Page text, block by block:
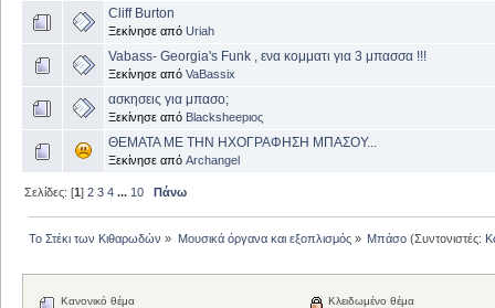
Cliff Burton
Ξεκίνησε από Uriah
Vabass- Georgia's Funk , ενα κομματι για 3 μπασσα !!!
Ξεκίνησε από VaBassix
ασκησεις για μπασο;
Ξεκίνησε από Blacksheepιος
ΘΕΜΑΤΑ ΜΕ ΤΗΝ ΗΧΟΓΡΑΦΗΣΗ ΜΠΑΣΟΥ...
Ξεκίνησε από Archangel
Σελίδες: [1]2 3 4 ... 10 Πάνω
Το Στέκι των Κιθαρωδών » Μουσικά όργανα και εξοπλισμός» Μπάσο(Συντονιστές:
Κανονικό θέμα Κλειδωμένο θέμα